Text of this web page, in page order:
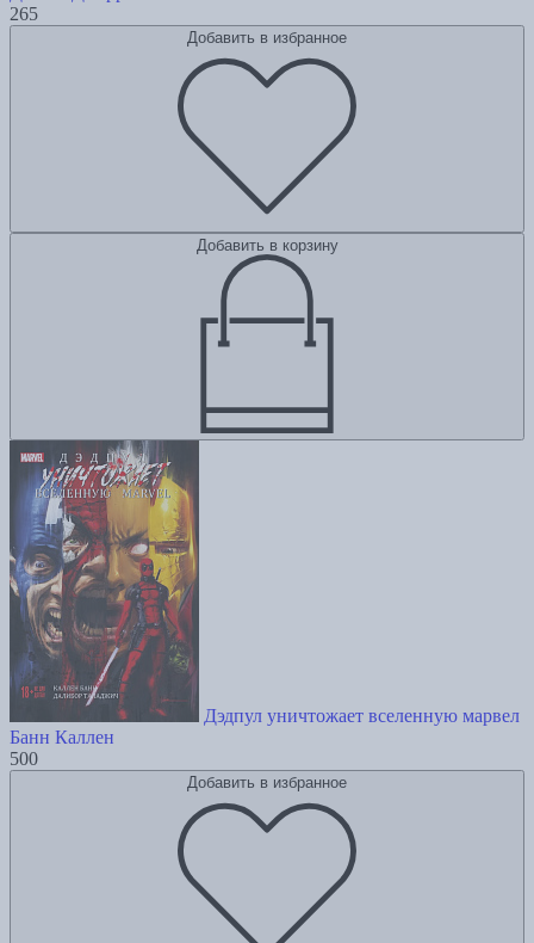
265
Добавить в избранное
Добавить в корзину
Дэдпул уничтожает вселенную марвел
Банн Каллен
500
Добавить в избранное